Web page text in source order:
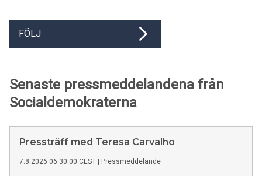
FÖLJ
Senaste pressmeddelandena från
Socialdemokraterna
Pressträff med Teresa Carvalho
7.8.2026 06:30:00 CEST Pressmeddelande